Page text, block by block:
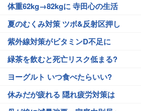
体重62kg→82kgに 寺田心の生活
夏のむくみ対策 ツボ&反射区押し
紫外線対策がビタミンD不足に
緑茶を飲むと死亡リスク低まる?
ヨーグルト いつ食べたらいい?
休みだが疲れる 隠れ疲労対策は